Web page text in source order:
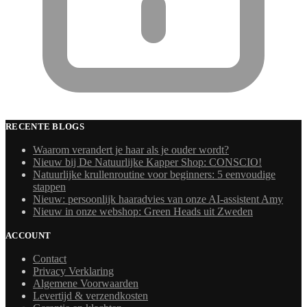
RECENTE BLOGS
Waarom verandert je haar als je ouder wordt?
Nieuw bij De Natuurlijke Kapper Shop: CONSCIO!
Natuurlijke krullenroutine voor beginners: 5 eenvoudige
stappen
Nieuw: persoonlijk haaradvies van onze AI-assistent Amy
Nieuw in onze webshop: Green Heads uit Zweden
ACCOUNT
Contact
Privacy Verklaring
Algemene Voorwaarden
Levertijd & verzendkosten